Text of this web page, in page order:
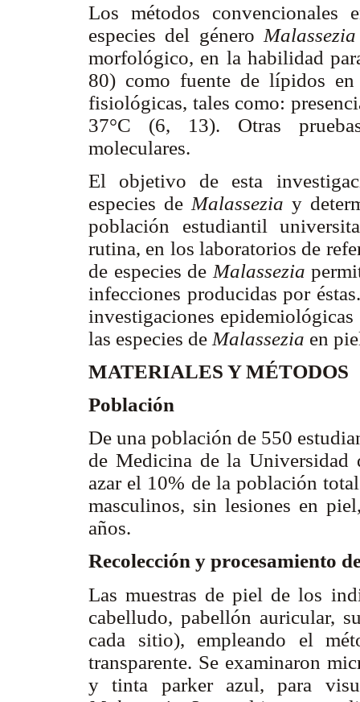
Los métodos convencionales
especies del género
morfológico, en la habilidad
80) como fuente de lípidos
fisiológicas, tales como:
37°C (6, 13). Otras
moleculares.
El objetivo de esta
especies de Malassezia y
población estudiantil
rutina, en los laboratorios de
de especies de Malassezia
infecciones producidas por
investigaciones
las especies de Malassezia en
MATERIALES Y MÉTODOS
Población
De una población de 550
de Medicina de la Universidad
azar el 10% de la población
masculinos, sin lesiones en
años.
Recolección y procesamiento
Las muestras de piel de los
cabelludo, pabellón auricular,
cada sitio), empleando el
transparente. Se examinaron
y tinta parker azul, para